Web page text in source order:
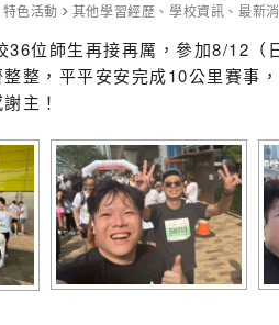
特色活動 其他學習經歷 、學校資訊 、最新
位師生再接再厲，參加8/12
整，平平安安完成10公里賽事
主！